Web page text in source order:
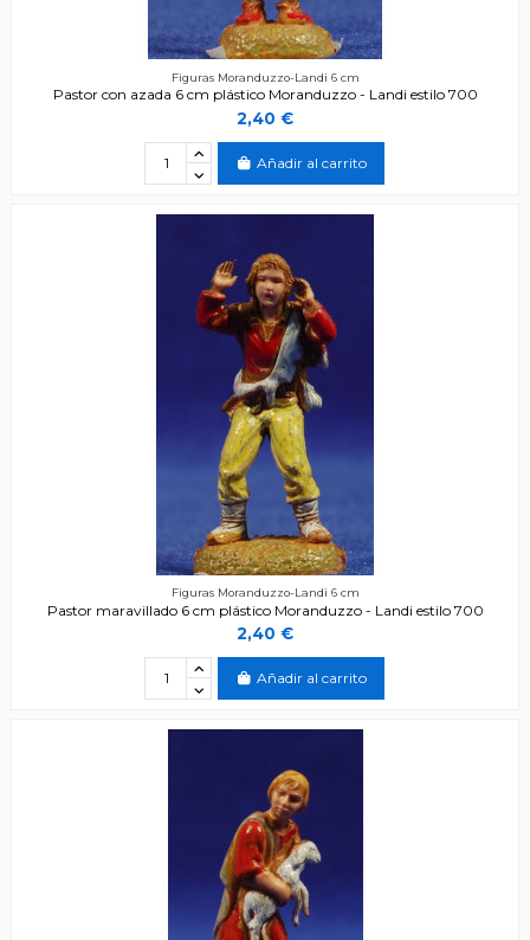
Figuras Moranduzzo-Landi 6 cm
Pastor con azada 6 cm plástico Moranduzzo - Landi estilo 700
2,40 €
Añadir al carrito
Figuras Moranduzzo-Landi 6 cm
Pastor maravillado 6 cm plástico Moranduzzo - Landi estilo 700
2,40 €
Añadir al carrito